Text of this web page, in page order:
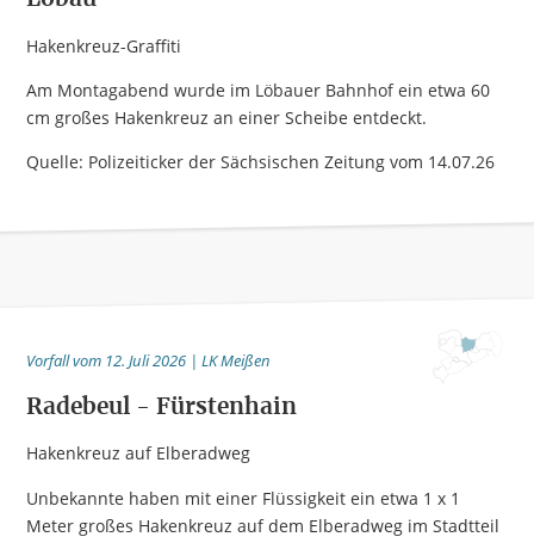
Hakenkreuz-Graffiti
Am Montagabend wurde im Löbauer Bahnhof ein etwa 60
cm großes Hakenkreuz an einer Scheibe entdeckt.
Quelle: Polizeiticker der Sächsischen Zeitung vom 14.07.26
Vorfall vom 12. Juli 2026 | LK Meißen
Radebeul - Fürstenhain
Hakenkreuz auf Elberadweg
Unbekannte haben mit einer Flüssigkeit ein etwa 1 x 1
Meter großes Hakenkreuz auf dem Elberadweg im Stadtteil